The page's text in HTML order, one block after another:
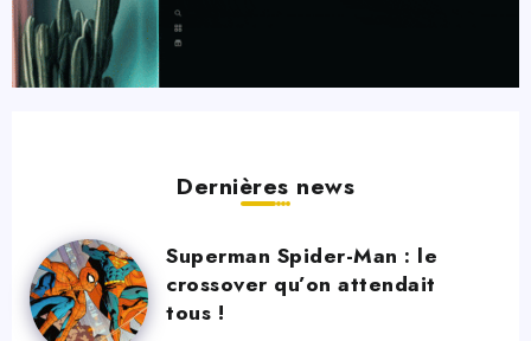
Dernières news
Superman Spider-Man : le
crossover qu’on attendait
tous !